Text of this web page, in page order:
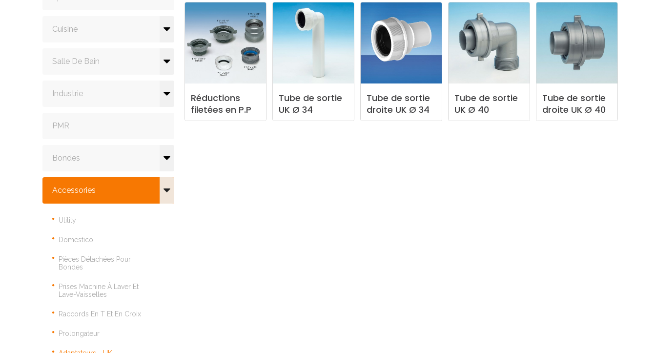
Cuisine
Salle De Bain
Industrie
PMR
Bondes
Accessories
Utility
Domestico
Pièces Détachées Pour
Bondes
Prises Machine À Laver Et
Lave-Vaisselles
Raccords En T Et En Croix
Prolongateur
Réductions
filetées en P.P
Tube de sortie
UK Ø 34
Tube de sortie
droite UK Ø 34
Tube de sortie
UK Ø 40
Tube de sortie
droite UK Ø 40